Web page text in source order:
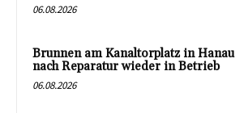
06.08.2026
Brunnen am Kanaltorplatz in Hanau
nach Reparatur wieder in Betrieb
06.08.2026